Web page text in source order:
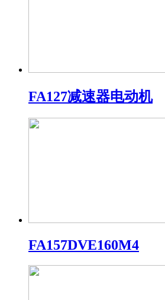
FA127减速器电动机
FA157DVE160M4